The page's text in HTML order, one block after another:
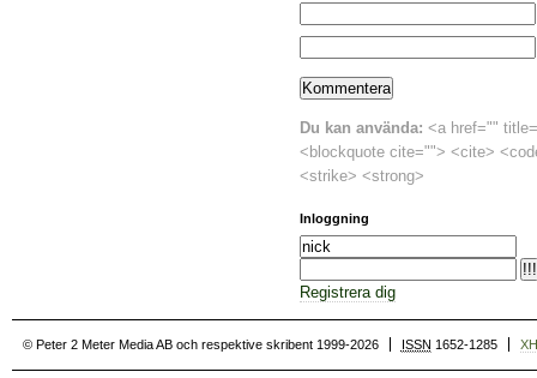
Du kan använda: <a href=""
<blockquote cite=""> <cite>
<strike> <strong>
Inloggning
Registrera dig
© Peter 2 Meter Media AB och respektive skribent 1999-2026 ISSN 1652-1285